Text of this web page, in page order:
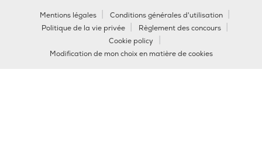
Mentions légales
Conditions générales d'utilisation
Politique de la vie privée
Règlement des concours
Cookie policy
Modification de mon choix en matière de cookies